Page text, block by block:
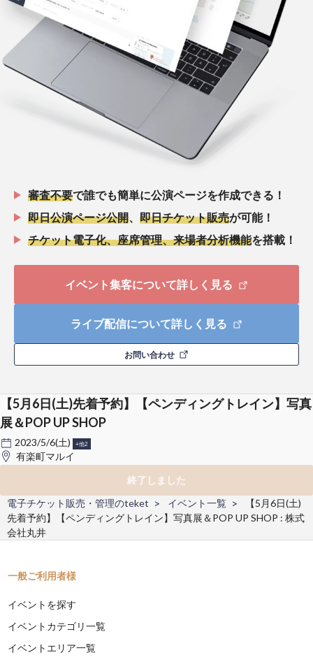
審査不要で誰でも簡単に公演ページを作成できる！
即日公演ページ公開
即日チケット販売が可能！
チケット電子化、座席管理、来場者分析機能を搭載！
イベント集客について詳しく見る
ライブ配信について詳しく見る
お問い合わせ
【5月6日(土)先着予約】【ペンディングトレイン】写真
展＆POP UP SHOP
2023/5/6(土) +他2
有楽町マルイ
終了しました
電子チケット販売・管理のteket
イベント一覧
【5月6日(土)
先着予約】【ペンディングトレイン】写真展＆POP UP SHOP : 株式
会社丸井
一般ご利用者様
イベントを探す
イベントカテゴリ一覧
イベントエリア一覧